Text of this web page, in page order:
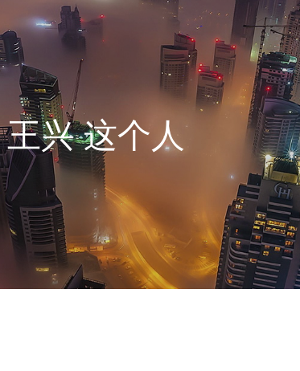
兴 这个人